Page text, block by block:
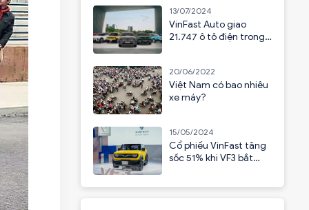
13/07/2024
VinFast Auto giao
21.747 ô tô điện trong
20/06/2022
Việt Nam có bao nhiêu
xe máy?
15/05/2024
Cổ phiếu VinFast tăng
sốc 51% khi VF3 bắt